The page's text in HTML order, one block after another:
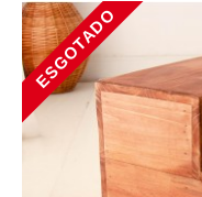
ESGOTADO